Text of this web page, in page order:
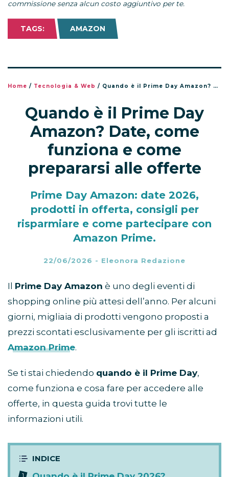
commissione senza alcun costo aggiuntivo per te.
TAGS: AMAZON
Home / Tecnologia & Web / Quando è il Prime Day Amazon? Date, come funziona e come prepararsi alle offerte
Quando è il Prime Day
Amazon? Date, come
funziona e come
prepararsi alle offerte
Prime Day Amazon: date 2026,
prodotti in offerta, consigli per
risparmiare e come partecipare con
Amazon Prime.
22/06/2026 - Eleonora Redazione
Il Prime Day Amazon è uno degli eventi di
shopping online più attesi dell’anno. Per alcuni
giorni, migliaia di prodotti vengono proposti a
prezzi scontati esclusivamente per gli iscritti ad
Amazon Prime.
Se ti stai chiedendo quando è il Prime Day,
come funziona e cosa fare per accedere alle
offerte, in questa guida trovi tutte le
informazioni utili.